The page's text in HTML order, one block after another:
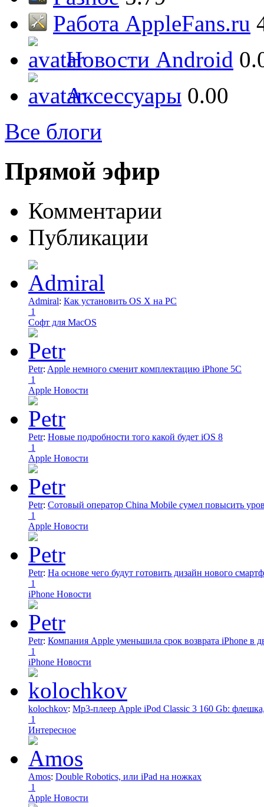
Работа AppleFans.ru
Новости Android
Аксессуары 0.00
Все блоги
Прямой эфир
Комментарии
Публикации
Admiral: Как установить OS X на PC
1
Софт для MacOS
Petr: Apple немного сменит комплектацию iPhone 5C
1
Apple Новости
Petr: Новые подробности того какой будет iOS 8
1
Apple Новости
Petr: Сотовый оператор China Mobile сумел повысить
1
Apple Новости
Petr: На основе чего будут готовить дизайн нового
1
iPhone Новости
Petr: Компания Apple уменьшила срок возврата iPhone в
1
iPhone Новости
kolochkov: Mp3-плеер Apple iPod Classic 3 160 Gb:
1
Интересное
Amos: Double Robotics, или iPad на ножках
1
Apple Новости